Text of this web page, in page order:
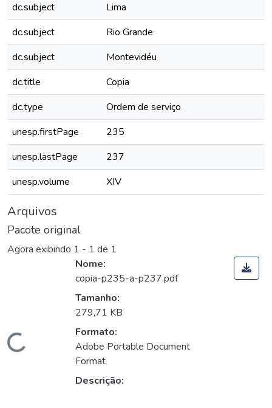
dc.subject
Lima
dc.subject
Rio Grande
dc.subject
Montevidéu
dc.title
Copia
dc.type
Ordem de serviço
unesp.firstPage
235
unesp.lastPage
237
unesp.volume
XIV
Arquivos
Pacote original
Agora exibindo 1 - 1 de 1
Carregando...
Nome:
copia-p235-a-p237.pdf
Tamanho:
279,71 KB
Formato:
Adobe Portable Document
Format
Descrição: